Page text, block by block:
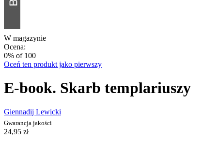
W magazynie
Ocena:
0% of 100
Oceń ten produkt jako pierwszy
E-book. Skarb templariuszy
Giennadij Lewicki
Gwarancja jakości
24,95 zł